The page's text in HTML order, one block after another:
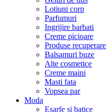
Lotiuni corp
Parfumuri
Ingrijire barbati
Creme picioare
Produse
Balsamuri buze
Alte cosmetice
Creme maini
Masti fata
Vopsea par
Moda
Esarfe si batice